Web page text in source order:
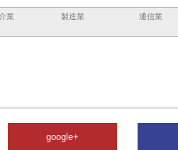
業 製造業 通信業
google+